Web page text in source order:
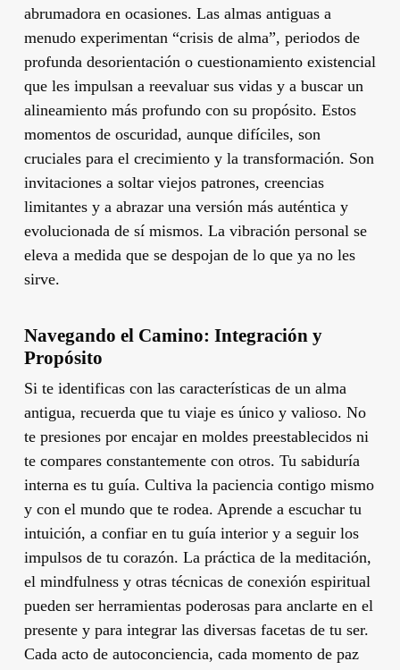
abrumadora en ocasiones. Las almas antiguas a
menudo experimentan “crisis de alma”, periodos de
profunda desorientación o cuestionamiento existencial
que les impulsan a reevaluar sus vidas y a buscar un
alineamiento más profundo con su propósito. Estos
momentos de oscuridad, aunque difíciles, son
cruciales para el crecimiento y la transformación. Son
invitaciones a soltar viejos patrones, creencias
limitantes y a abrazar una versión más auténtica y
evolucionada de sí mismos. La vibración personal se
eleva a medida que se despojan de lo que ya no les
sirve.
Navegando el Camino: Integración y
Propósito
Si te identificas con las características de un alma
antigua, recuerda que tu viaje es único y valioso. No
te presiones por encajar en moldes preestablecidos ni
te compares constantemente con otros. Tu sabiduría
interna es tu guía. Cultiva la paciencia contigo mismo
y con el mundo que te rodea. Aprende a escuchar tu
intuición, a confiar en tu guía interior y a seguir los
impulsos de tu corazón. La práctica de la meditación,
el mindfulness y otras técnicas de conexión espiritual
pueden ser herramientas poderosas para anclarte en el
presente y para integrar las diversas facetas de tu ser.
Cada acto de autoconciencia, cada momento de paz